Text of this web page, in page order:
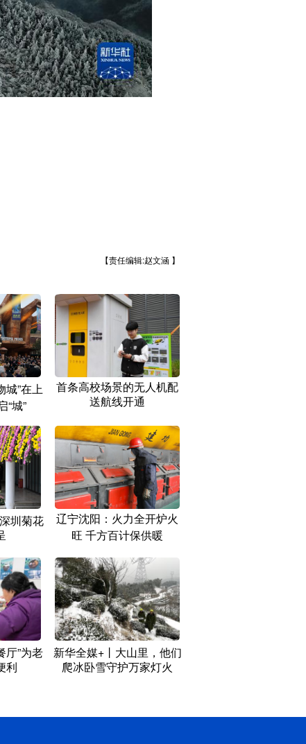
【责任编辑:赵文涵 】
城”在上
“城”
首条高校场景的无人机配
送航线开通
圳菊花
辽宁沈阳：火力全开炉火
旺 千方百计保供暖
厅”为老
利
新华全媒+丨大山里，他们
爬冰卧雪守护万家灯火